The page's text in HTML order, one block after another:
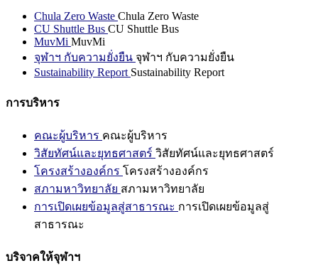
Chula Zero Waste Chula Zero Waste
CU Shuttle Bus CU Shuttle Bus
MuvMi MuvMi
จุฬาฯ กับความยั่งยืน จุฬาฯ กับความยั่งยืน
Sustainability Report Sustainability Report
การบริหาร
คณะผู้บริหาร คณะผู้บริหาร
วิสัยทัศน์และยุทธศาสตร์ วิสัยทัศน์และยุทธศาสตร์
โครงสร้างองค์กร โครงสร้างองค์กร
สภามหาวิทยาลัย สภามหาวิทยาลัย
การเปิดเผยข้อมูลสู่สาธารณะ การเปิดเผยข้อมูลสู่
สาธารณะ
บริจาคให้จุฬาฯ